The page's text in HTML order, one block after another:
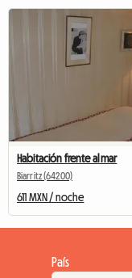
Habitación frente al mar
Biarritz (64200)
611 MXN / noche
País